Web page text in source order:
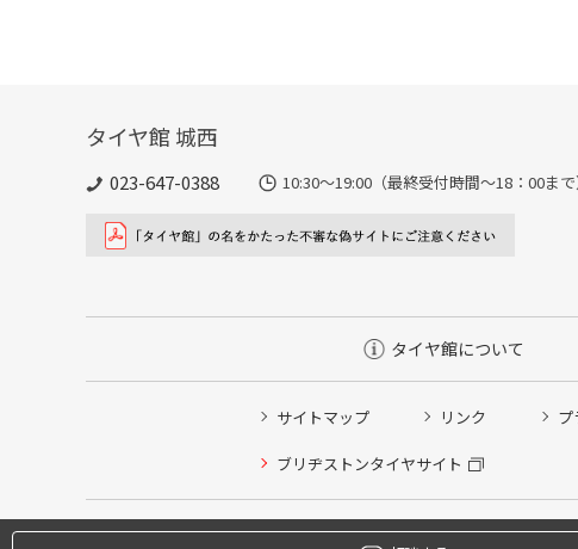
タイヤ館 城西
023-647-0388 10:30～19:00（最終受付時間～18：00まで
タイヤ館について
サイトマップ リンク プ
ブリヂストンタイヤサイト
タイヤ点検・安全点検/タイヤ履き替え/オイル交換/その他ピッ
クローク契約会員専用タイヤ履き替え※タイヤ履き替えを希望
本日のタイヤ履き替え順番待ち予約 ※クローク契約会員の方は